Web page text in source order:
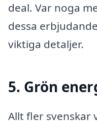
deal. Var noga
dessa
viktiga detaljer.
5. Grön
Allt fler svenskar